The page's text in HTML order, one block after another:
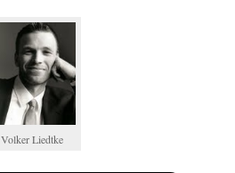
Volker Liedtke